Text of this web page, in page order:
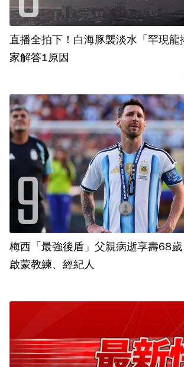
直播全拍下！白海豚襲淡水「罕現龍
家解答1原因
梅西「最強後盾」父親病逝享壽68
啟蒙教練、經紀人